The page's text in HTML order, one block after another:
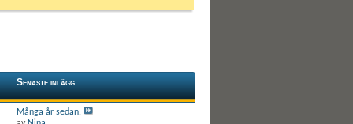
Senaste inlägg
Många år sedan.